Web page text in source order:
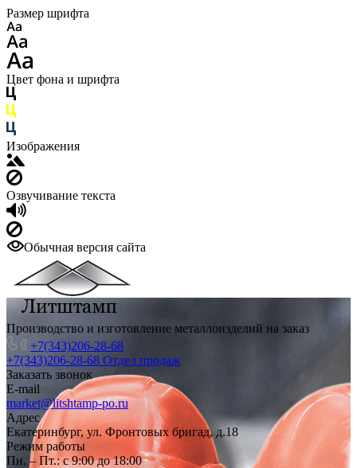
Размер шрифта
Цвет фона и шрифта
Изображения
Озвучивание текста
Обычная версия сайта
Производство и изготовление металлоизделий на заказ
+7(343)206-28-68
+7(343)206-28-68 Отдел продаж
Заказать звонок
E-mail
market@litshtamp-po.ru
Адрес
Екатеринбург, ул. Фронтовых бригад, д.18
Режим работы
Пн. – Пт.: с 9:00 до 18:00